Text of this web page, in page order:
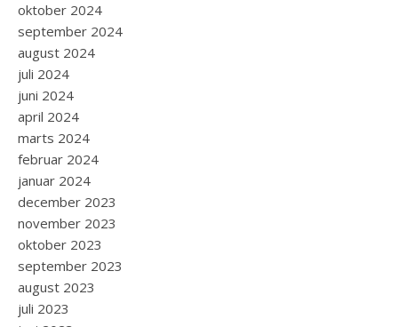
oktober 2024
september 2024
august 2024
juli 2024
juni 2024
april 2024
marts 2024
februar 2024
januar 2024
december 2023
november 2023
oktober 2023
september 2023
august 2023
juli 2023